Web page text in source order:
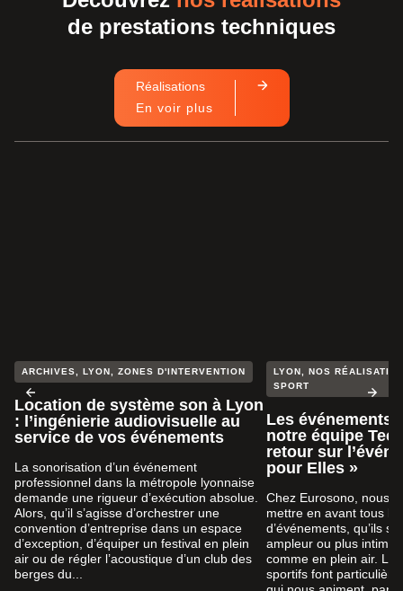
de prestations techniques
Réalisations
En voir plus
ARCHIVES, LYON, ZONES D'INTERVENTION
Location de système son à Lyon
: l’ingénierie audiovisuelle au
service de vos événements
La sonorisation d’un événement
professionnel dans la métropole lyonnaise
demande une rigueur d’exécution absolue.
Alors, qu’il s’agisse d’orchestrer une
convention d’entreprise dans un espace
d’exception, d’équiper un festival en plein
air ou de régler l’acoustique d’un club des
berges du...
LYON, NOS
SPORT
Les événements
notre équipe
retour sur
pour Elles »
Chez Eurosono, nous
mettre en avant tous
d’événements, qu’ils
ampleur ou plus
comme en plein air.
sportifs font